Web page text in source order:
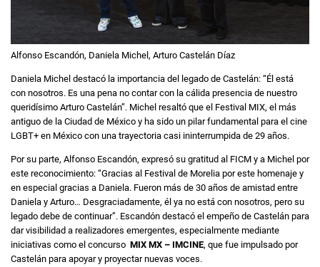
Alfonso Escandón, Daniela Michel, Arturo Castelán Díaz
Daniela Michel destacó la importancia del legado de Castelán: “Él está
con nosotros. Es una pena no contar con la cálida presencia de nuestro
queridísimo Arturo Castelán”. Michel resaltó que el Festival MIX, el más
antiguo de la Ciudad de México y ha sido un pilar fundamental para el cine
LGBT+ en México con una trayectoria casi ininterrumpida de 29 años.
Por su parte, Alfonso Escandón, expresó su gratitud al FICM y a Michel por
este reconocimiento: “Gracias al Festival de Morelia por este homenaje y
en especial gracias a Daniela. Fueron más de 30 años de amistad entre
Daniela y Arturo… Desgraciadamente, él ya no está con nosotros, pero su
legado debe de continuar”. Escandón destacó el empeño de Castelán para
dar visibilidad a realizadores emergentes, especialmente mediante
iniciativas como el concurso MIX MX – IMCINE, que fue impulsado por
Castelán para apoyar y proyectar nuevas voces.